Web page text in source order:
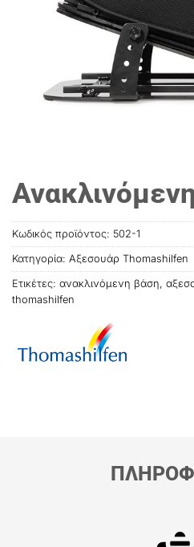
Κωδικός προϊόντος: 502-1
Κατηγορία: Αξεσουάρ Thomashilfen
Ετικέτες: ανακλινόμενη βάση,
thοmashilfen